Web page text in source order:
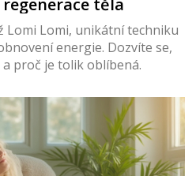
Lomi Lomi, unikátní techniku
energie. Dozvíte se,
proč je tolik oblíbená.